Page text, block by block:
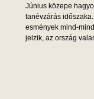
Június közepe
tanévzárás
esmények mind-
jelzik, az ország